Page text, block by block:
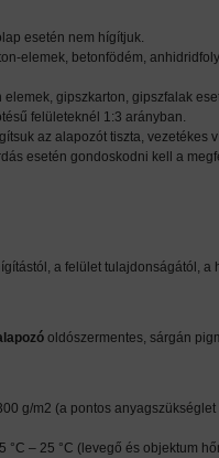
esetén nem hígítjuk.
elemek, betonfödém,
gipszkarton, gipszfalak
felületeknél 1:3 arányban.
az alapozót tiszta, vezetékes
esetén gondoskodni kell a
a felület tulajdonságától, a
oldószermentes, sárgán
g/m2 (a pontos
5 °C – 25 °C (levegő és objektum